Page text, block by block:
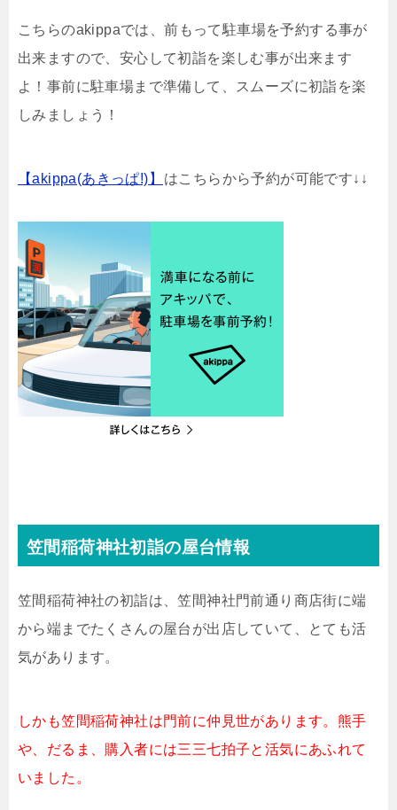
こちらのakippaでは、前もって駐車場を予約する事が
出来ますので、安心して初詣を楽しむ事が出来ます
よ！事前に駐車場まで準備して、スムーズに初詣を楽
しみましょう！
【akippa(あきっぱ!)】 はこちらから予約が可能です↓↓
笠間稲荷神社初詣の屋台情報
笠間稲荷神社の初詣は、笠間神社門前通り商店街に端
から端までたくさんの屋台が出店していて、とても活
気があります。
しかも笠間稲荷神社は門前に仲見世があります。熊手
や、だるま、購入者には三三七拍子と活気にあふれて
いました。